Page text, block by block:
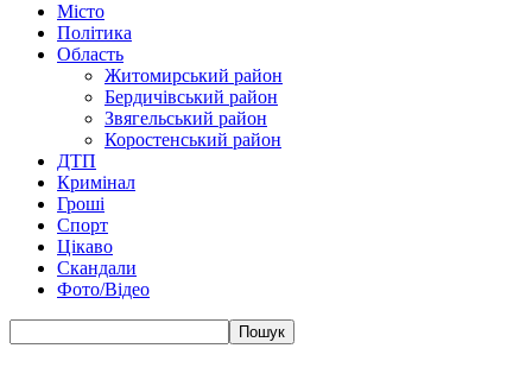
Місто
Політика
Область
Житомирський район
Бердичівський район
Звягельський район
Коростенський район
ДТП
Кримінал
Гроші
Спорт
Цікаво
Скандали
Фото/Відео